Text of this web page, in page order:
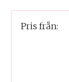
Pris från: